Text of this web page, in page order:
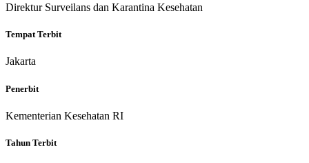
Direktur Surveilans dan Karantina Kesehatan
Tempat Terbit
Jakarta
Penerbit
Kementerian Kesehatan RI
Tahun Terbit